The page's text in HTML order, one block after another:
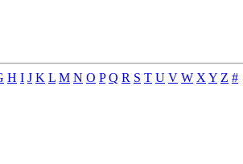
H I J K L M N O P Q R S T U V W X Y Z #